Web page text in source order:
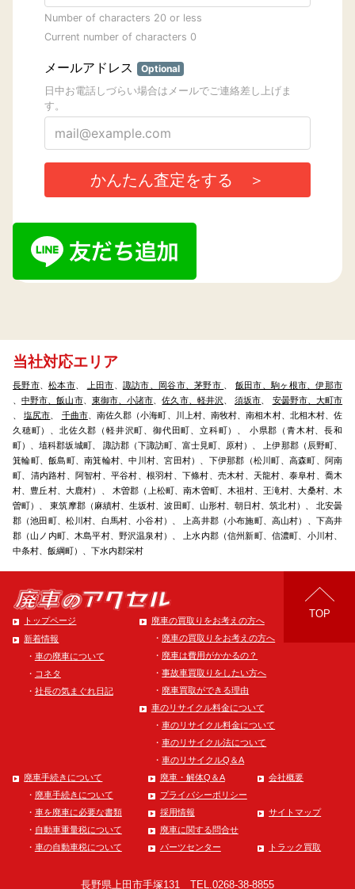
当社対応エリア
長野市、松本市 上田市 諏訪市、岡谷市、茅野市
飯田市、駒ヶ根市、伊那市
、中野市、飯山市、 東御市、小諸市 、佐久市、軽井沢 、須坂市
安曇野市、大町市
、塩尻市 千曲市、南佐久郡（小海町、川上村、南牧村、南相木村、北相木村、佐
久穂町）、北佐久郡（軽井沢町、御代田町、立科町）、 小県郡（青木村、長和
町）、埴科郡坂城町、 諏訪郡（下諏訪町、富士見町、原村）、 上伊那郡（辰野町、
箕輪町、飯島町、南箕輪村、中川村、宮田村）、下伊那郡（松川町、高森町、阿南
町、清内路村、阿智村、平谷村、根羽村、下條村、売木村、天龍村、泰阜村、喬木
村、豊丘村、大鹿村）、 木曽郡（上松町、南木曽町、木祖村、王滝村、大桑村、木
曽町）、 東筑摩郡（麻績村、生坂村、波田町、山形村、朝日村、筑北村）、 北安曇
郡（池田町、松川村、白馬村、小谷村）、 上高井郡（小布施町、高山村）、下高井
郡（山ノ内町、木島平村、野沢温泉村）、 上水内郡（信州新町、信濃町、小川村、
中条村、飯綱町）、下水内郡栄村
トップページ
新着情報
車の廃車について
コネタ
社長の気まぐれ日記
廃車の買取りをお考えの方へ
廃車の買取りをお考えの方へ
廃車は費用がかかるの？
事故車買取りをしたい方へ
廃車買取ができる理由
車のリサイクル料金について
車のリサイクル料金について
車のリサイクル法について
車のリサイクルQ＆A
廃車手続きについて
廃車手続きについて
車を廃車に必要な書類
自動車重量税について
車の自動車税について
廃車・解体Q＆A
会社概要
プライバシーポリシー
採用情報
サイトマップ
廃車に関する問合せ
パーツセンター
トラック買取
長野県上田市手塚131 TEL.0268-38-8855
TOP